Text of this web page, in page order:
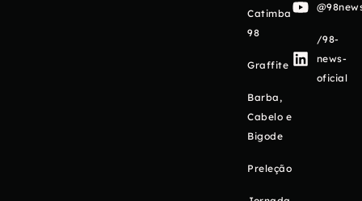
Catimba
98
Graffite
Barba,
Cabelo e
Bigode
Preleção
/98-
news-
oficial